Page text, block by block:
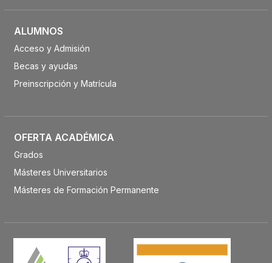
ALUMNOS
Acceso y Admisión
Becas y ayudas
Preinscripción y Matrícula
OFERTA ACADÉMICA
Grados
Másteres Universitarios
Másteres de Formación Permanente